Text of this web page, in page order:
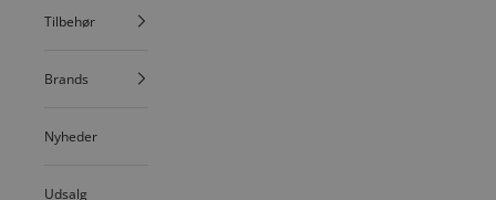
Tilbehør
Brands
Nyheder
Udsalg